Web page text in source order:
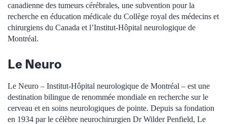
canadienne des tumeurs cérébrales, une subvention pour la
recherche en éducation médicale du Collège royal des médecins et
chirurgiens du Canada et l’Institut-Hôpital neurologique de
Montréal.
Le Neuro
Le Neuro – Institut-Hôpital neurologique de Montréal – est une
destination bilingue de renommée mondiale en recherche sur le
cerveau et en soins neurologiques de pointe. Depuis sa fondation
en 1934 par le célèbre neurochirurgien Dr Wilder Penfield, Le